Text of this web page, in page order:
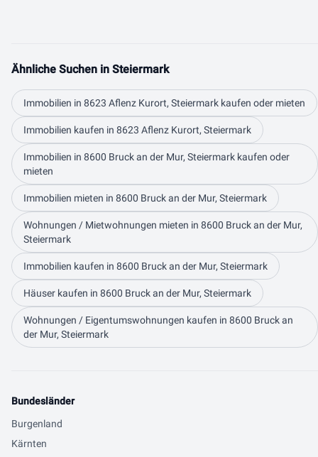
Ähnliche Suchen in Steiermark
Immobilien in 8623 Aflenz Kurort, Steiermark kaufen oder mieten
Immobilien kaufen in 8623 Aflenz Kurort, Steiermark
Immobilien in 8600 Bruck an der Mur, Steiermark kaufen oder
mieten
Immobilien mieten in 8600 Bruck an der Mur, Steiermark
Wohnungen / Mietwohnungen mieten in 8600 Bruck an der Mur,
Steiermark
Immobilien kaufen in 8600 Bruck an der Mur, Steiermark
Häuser kaufen in 8600 Bruck an der Mur, Steiermark
Wohnungen / Eigentumswohnungen kaufen in 8600 Bruck an
der Mur, Steiermark
Bundesländer
Burgenland
Kärnten